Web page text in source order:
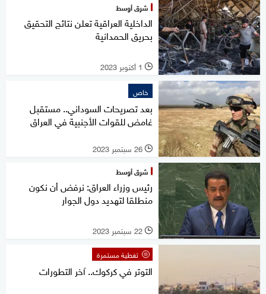
شرق أوسط
الداخلية العراقية تعلن نتائج التحقيق
بحريق الحمدانية
l 1 أكتوبر 2023
خاص
بعد تصريحات السوداني.. مستقبل
غامض للقوات الأجنبية في العراق
l 26 سبتمبر 2023
شرق أوسط
رئيس وزراء العراق: نرفض أن نكون
منطلقا لتهديد دول الجوار
l 22 سبتمبر 2023
تغطية مستمرة
التوتر في كركوك.. آخر التطورات